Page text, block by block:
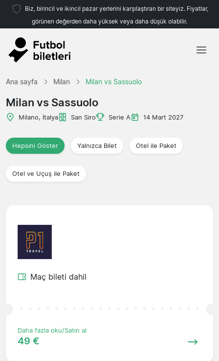
Biz, birincil ve ikincil pazar yerlerini karşılaştıran bir siteyiz. Fiyatlar,
görünen değerden daha yüksek veya daha düşük olabilir.
Ana sayfa Milan Milan vs Sassuolo
Milan vs Sassuolo
Milano, İtalya San Siro Serie A 14 Mart 2027
Hepsini Göster Yalnızca Bilet Otel ile Paket
Otel ve Uçuş ile Paket
Maç bileti dahil
Daha fazla oku/Satın al
49 €